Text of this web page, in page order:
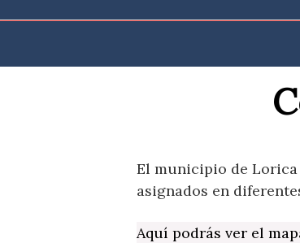
El municipio de Lorica
asignados en
Aquí podrás ver el